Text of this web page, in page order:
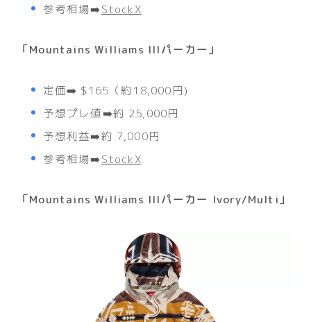
参考相場➡️StockX
「Mountains Williams IIIパーカー」
定価➡️ $165（約18,000円)
予想プレ値➡️約 25,000円
予想利益➡️約 7,000円
参考相場➡️StockX
「Mountains Williams IIIパーカー Ivory/Multi」